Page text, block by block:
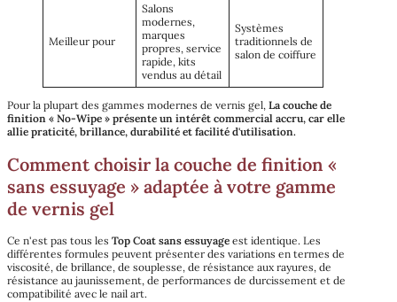
Meilleur pour
Salons
modernes,
marques
propres, service
rapide, kits
vendus au détail
Systèmes
traditionnels de
salon de coiffure
Pour la plupart des gammes modernes de vernis gel, La couche de
finition « No-Wipe » présente un intérêt commercial accru, car elle
allie praticité, brillance, durabilité et facilité d'utilisation.
Comment choisir la couche de finition «
sans essuyage » adaptée à votre gamme
de vernis gel
Ce n'est pas tous les Top Coat sans essuyage est identique. Les
différentes formules peuvent présenter des variations en termes de
viscosité, de brillance, de souplesse, de résistance aux rayures, de
résistance au jaunissement, de performances de durcissement et de
compatibilité avec le nail art.